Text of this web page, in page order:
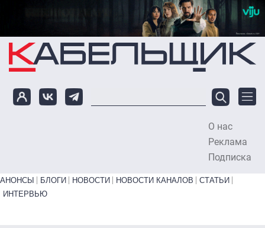
Перейти к основному содержанию
О нас
Реклама
Подписка
Primary links bottom
АНОНСЫ БЛОГИ НОВОСТИ НОВОСТИ КАНАЛОВ
СТАТЬИ
ИНТЕРВЬЮ